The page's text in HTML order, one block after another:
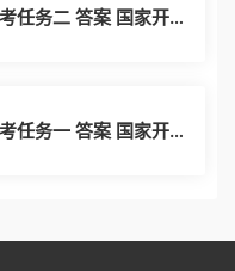
任务二 答案 国家开放
任务一 答案 国家开放